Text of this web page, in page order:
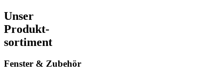
Unser
Produkt-
sortiment
Fenster & Zubehör